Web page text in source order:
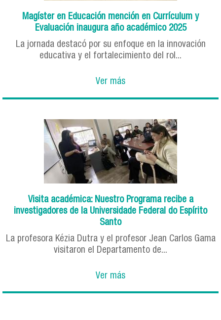
Magíster en Educación mención en Currículum y
Evaluación inaugura año académico 2025
La jornada destacó por su enfoque en la innovación
educativa y el fortalecimiento del rol...
Ver más
Visita académica: Nuestro Programa recibe a
investigadores de la Universidade Federal do Espírito
Santo
La profesora Kézia Dutra y el profesor Jean Carlos Gama
visitaron el Departamento de...
Ver más